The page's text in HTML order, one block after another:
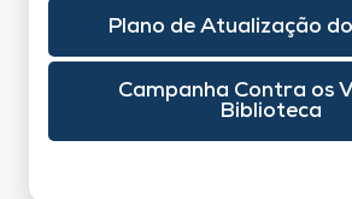
Plano de Atualização
Campanha Contra os
Biblioteca